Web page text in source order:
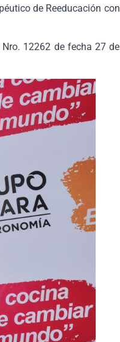
de Reeducación con
12262 de fecha 27 de